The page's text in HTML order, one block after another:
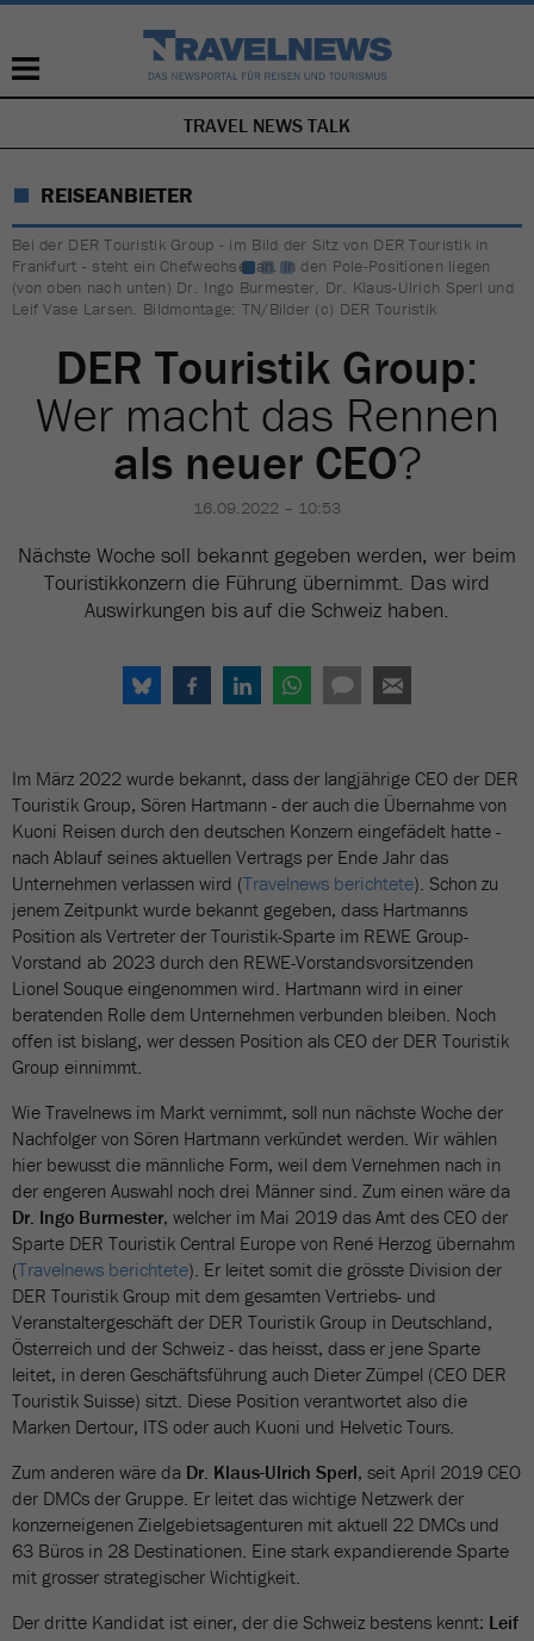
NAVIGATION
ÜBERSPRINGEN
TRAVEL NEWS TALK
REISEANBIETER
Bei der DER Touristik Group - im Bild der Sitz von DER Touristik in
Frankfurt - steht ein Chefwechsel an. In den Pole-Positionen liegen
(von oben nach unten) Dr. Ingo Burmester, Dr. Klaus-Ulrich Sperl und
Leif Vase Larsen. Bildmontage: TN/Bilder (c) DER Touristik
DER Touristik Group:
Wer macht das Rennen
als neuer CEO?
16.09.2022 – 10:53
Nächste Woche soll bekannt gegeben werden, wer beim
Touristikkonzern die Führung übernimmt. Das wird
Auswirkungen bis auf die Schweiz haben.
Im März 2022 wurde bekannt, dass der langjährige CEO der DER
Touristik Group, Sören Hartmann - der auch die Übernahme von
Kuoni Reisen durch den deutschen Konzern eingefädelt hatte -
nach Ablauf seines aktuellen Vertrags per Ende Jahr das
Unternehmen verlassen wird (Travelnews berichtete). Schon zu
jenem Zeitpunkt wurde bekannt gegeben, dass Hartmanns
Position als Vertreter der Touristik-Sparte im REWE Group-
Vorstand ab 2023 durch den REWE-Vorstandsvorsitzenden
Lionel Souque eingenommen wird. Hartmann wird in einer
beratenden Rolle dem Unternehmen verbunden bleiben. Noch
offen ist bislang, wer dessen Position als CEO der DER Touristik
Group einnimmt.
Wie Travelnews im Markt vernimmt, soll nun nächste Woche der
Nachfolger von Sören Hartmann verkündet werden. Wir wählen
hier bewusst die männliche Form, weil dem Vernehmen nach in
der engeren Auswahl noch drei Männer sind. Zum einen wäre da
Dr. Ingo Burmester, welcher im Mai 2019 das Amt des CEO der
Sparte DER Touristik Central Europe von René Herzog übernahm
(Travelnews berichtete). Er leitet somit die grösste Division der
DER Touristik Group mit dem gesamten Vertriebs- und
Veranstaltergeschäft der DER Touristik Group in Deutschland,
Österreich und der Schweiz - das heisst, dass er jene Sparte
leitet, in deren Geschäftsführung auch Dieter Zümpel (CEO DER
Touristik Suisse) sitzt. Diese Position verantwortet also die
Marken Dertour, ITS oder auch Kuoni und Helvetic Tours.
Zum anderen wäre da Dr. Klaus-Ulrich Sperl, seit April 2019 CEO
der DMCs der Gruppe. Er leitet das wichtige Netzwerk der
konzerneigenen Zielgebietsagenturen mit aktuell 22 DMCs und
63 Büros in 28 Destinationen. Eine stark expandierende Sparte
mit grosser strategischer Wichtigkeit.
Der dritte Kandidat ist einer, der die Schweiz bestens kennt: Leif